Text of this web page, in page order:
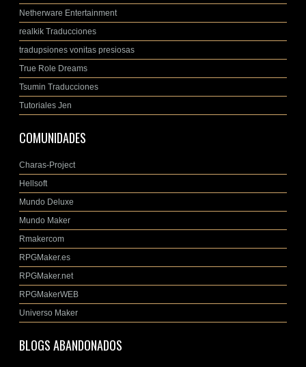
Netherware Entertainment
realkik Traducciones
tradupsiones vonitas presiosas
True Role Dreams
Tsumin Traducciones
Tutoriales Jen
COMUNIDADES
Charas-Project
Hellsoft
Mundo Deluxe
Mundo Maker
Rmakercom
RPGMaker.es
RPGMaker.net
RPGMakerWEB
Universo Maker
BLOGS ABANDONADOS